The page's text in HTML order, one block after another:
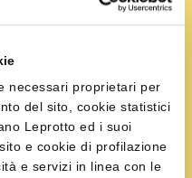
necessari proprietari per
del sito, cookie statistici
Leprotto ed i suoi
e cookie di profilazione
e servizi in linea con le
Antipasti e snack